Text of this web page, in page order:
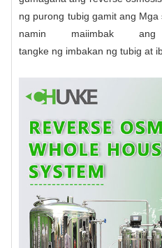
ng purong tubig gamit ang Mga
namin maiimbak
tangke ng imbakan ng tubig at